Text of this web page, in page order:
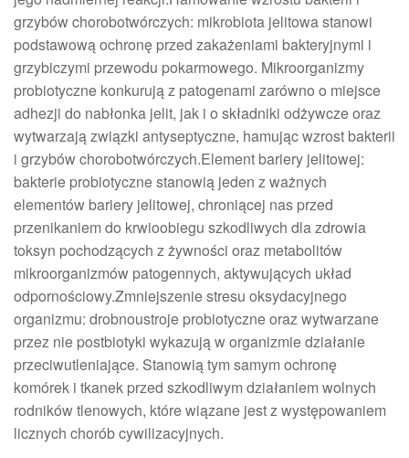
grzybów chorobotwórczych: mikrobiota jelitowa stanowi
podstawową ochronę przed zakażeniami bakteryjnymi i
grzybiczymi przewodu pokarmowego. Mikroorganizmy
probiotyczne konkurują z patogenami zarówno o miejsce
adhezji do nabłonka jelit, jak i o składniki odżywcze oraz
wytwarzają związki antyseptyczne, hamując wzrost bakterii
i grzybów chorobotwórczych.Element bariery jelitowej:
bakterie probiotyczne stanowią jeden z ważnych
elementów bariery jelitowej, chroniącej nas przed
przenikaniem do krwioobiegu szkodliwych dla zdrowia
toksyn pochodzących z żywności oraz metabolitów
mikroorganizmów patogennych, aktywujących układ
odpornościowy.Zmniejszenie stresu oksydacyjnego
organizmu: drobnoustroje probiotyczne oraz wytwarzane
przez nie postbiotyki wykazują w organizmie działanie
przeciwutleniające. Stanowią tym samym ochronę
komórek i tkanek przed szkodliwym działaniem wolnych
rodników tlenowych, które wiązane jest z występowaniem
licznych chorób cywilizacyjnych.